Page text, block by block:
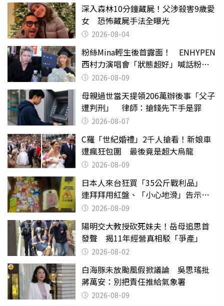
深入森林10分鐘藏屍！父涉殺害9歲愛
女 恐怖藏屍手法全曝光
2026-08-04
粉絲Mina輕生後首露面！ ENHYPEN
西村力演唱會「狀態超好」喊話粉
絲：我們心意相通
2026-08-09
母親過世當天提領206萬辦後事「父子
遭判刑」 律師：搶錢先下手是罪
2026-08-07
C羅「世紀婚禮」2千人搶看！新娘車
遭瘋狂包圍 最後竟是超大烏龍
2026-08-09
日本人來台狂買「35公斤戰利品」
連拜拜用紅盤、「小心地滑」告示牌
也帶回家
2026-08-09
陽明交大教授砍死妹夫！岳母追思首
發聲 揭11年經營真相駁「爭產」
2026-08-02
白海豚未放颱風假掀議論 吳思瑤批
蔣萬安：別把責任推給氣象署
2026-08-09